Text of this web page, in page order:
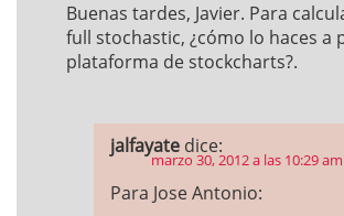
Buenas tardes, Javier. Para
full stochastic, ¿cómo lo haces a
plataforma de stockcharts?.
jalfayate dice:
marzo 30, 2012 a las 10:29 am
Para Jose Antonio: